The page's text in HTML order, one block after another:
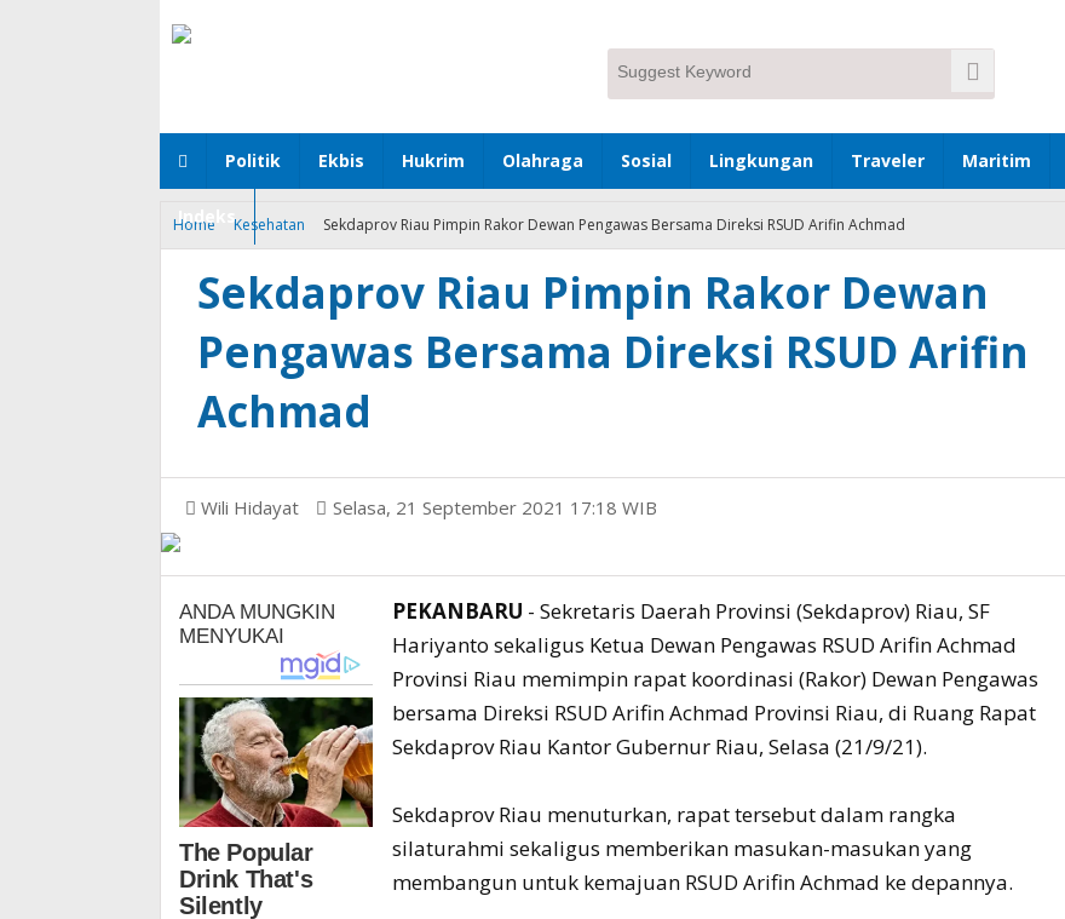
Politik Ekbis Hukrim Olahraga Sosial Lingkungan Traveler Maritim
Indeks
Home Kesehatan Sekdaprov Riau Pimpin Rakor Dewan Pengawas Bersama Direksi RSUD Arifin Achmad
Sekdaprov Riau Pimpin Rakor Dewan
Pengawas Bersama Direksi RSUD Arifin
Achmad
Wili Hidayat Selasa, 21 September 2021 17:18 WIB
PEKANBARU - Sekretaris Daerah Provinsi (Sekdaprov) Riau, SF
Hariyanto sekaligus Ketua Dewan Pengawas RSUD Arifin Achmad
Provinsi Riau memimpin rapat koordinasi (Rakor) Dewan Pengawas
bersama Direksi RSUD Arifin Achmad Provinsi Riau, di Ruang Rapat
Sekdaprov Riau Kantor Gubernur Riau, Selasa (21/9/21).
Sekdaprov Riau menuturkan, rapat tersebut dalam rangka
silaturahmi sekaligus memberikan masukan-masukan yang
membangun untuk kemajuan RSUD Arifin Achmad ke depannya.